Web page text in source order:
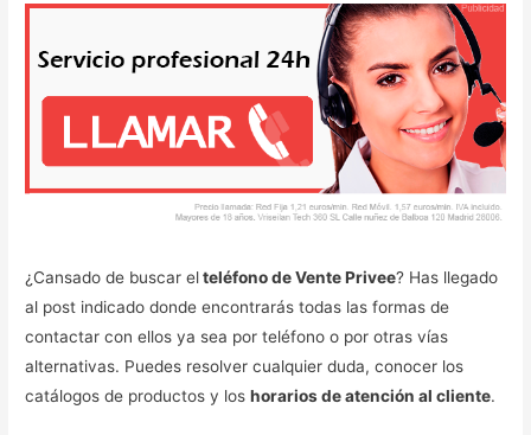
¿Cansado de buscar elteléfono de Vente Privee? Has llegado
al post indicado donde encontrarás todas las formas de
contactar con ellos ya sea por teléfono o por otras vías
alternativas. Puedes resolver cualquier duda, conocer los
catálogos de productos y loshorarios de atención al cliente.